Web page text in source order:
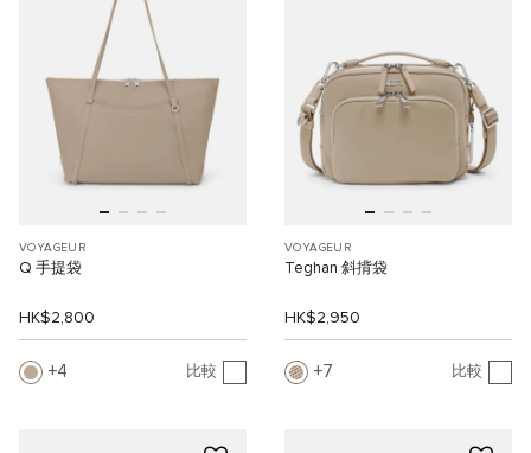
VOYAGEUR
Q 手提袋
HK$2,800
4 比較
VOYAGEUR
Teghan 斜揹袋
HK$2,950
7 比較